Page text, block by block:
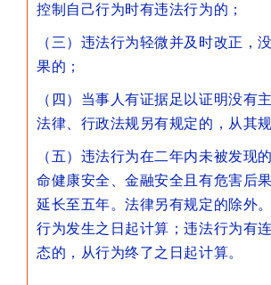
控制自己行为时有违法行为的；
（三）违法行为轻微并及时改正，
果的；
（四）当事人有证据足以证明没有
法律、行政法规另有规定的，从其规
（五）违法行为在二年内未被发现
命健康安全、金融安全且有危害后
延长至五年。法律另有规定的除外
行为发生之日起计算；违法行为有
态的，从行为终了之日起计算。